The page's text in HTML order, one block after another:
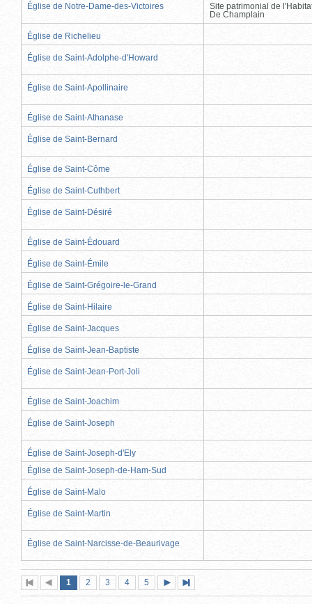
Église de Notre-Dame-des-Victoires
Site patrimonial de
De Champlain
Église de Richelieu
Église de Saint-Adolphe-d'Howard
Église de Saint-Apollinaire
Église de Saint-Athanase
Église de Saint-Bernard
Église de Saint-Côme
Église de Saint-Cuthbert
Église de Saint-Désiré
Église de Saint-Édouard
Église de Saint-Émile
Église de Saint-Grégoire-le-Grand
Église de Saint-Hilaire
Église de Saint-Jacques
Église de Saint-Jean-Baptiste
Église de Saint-Jean-Port-Joli
Église de Saint-Joachim
Église de Saint-Joseph
Église de Saint-Joseph-d'Ely
Église de Saint-Joseph-de-Ham-Sud
Église de Saint-Malo
Église de Saint-Martin
Église de Saint-Narcisse-de-Beaurivage
Première
page
Page
précédente
Page
1 (page
actuelle)
Page
2 Page
3 Page
4 Page
5
suivante
page